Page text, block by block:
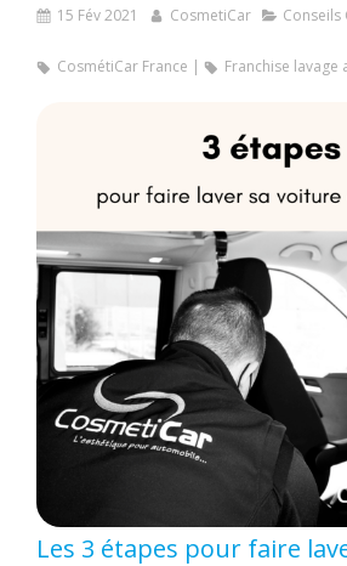
15 Fév 2021 CosmetiCar Conseils
CosmétiCar France Franchise lavage